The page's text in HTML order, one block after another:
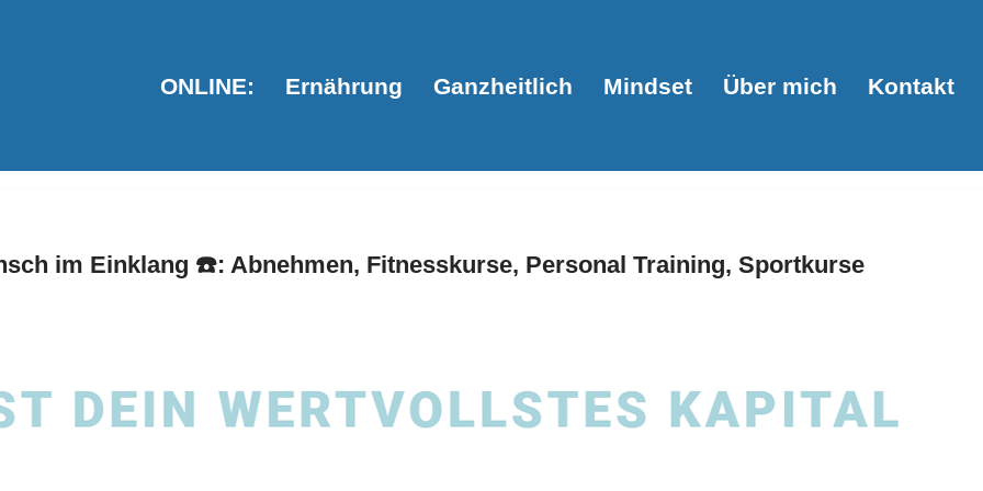
ONLINE: Ernährung Ganzheitlich Mindset Über mich Kontakt
im Einklang ☎️: Abnehmen, Fitnesskurse, Personal Training, Sportkurse